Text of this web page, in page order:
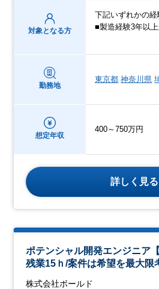
対象となる方
下記いずれかの
■製造経験3年以
勤務地
東京都 神奈川県
想定年収
400～750万円
詳しく見る
ポテンシャル開発エンジニア
残業15ｈ/案件は希望を最大限
株式会社ボールド